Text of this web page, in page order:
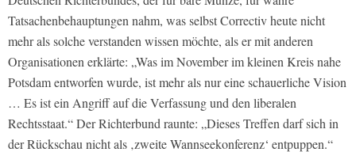
Tatsachenbehauptungen nahm, was selbst Correctiv heute nicht
mehr als solche verstanden wissen möchte, als er mit anderen
Organisationen erklärte: „Was im November im kleinen Kreis nahe
Potsdam entworfen wurde, ist mehr als nur eine schauerliche Vision
… Es ist ein Angriff auf die Verfassung und den liberalen
Rechtsstaat.“ Der Richterbund raunte: „Dieses Treffen darf sich in
der Rückschau nicht als ‚zweite Wannseekonferenz‘ entpuppen.“